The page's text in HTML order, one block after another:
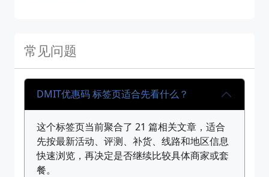
常见问题
DMIT优惠码 标签页适合先看什么？
这个标签页当前聚合了 21 篇相关文章，适合
先按最新活动、评测、补货、线路和地区信息
快速浏览，再决定是否继续比较具体商家或套
餐。